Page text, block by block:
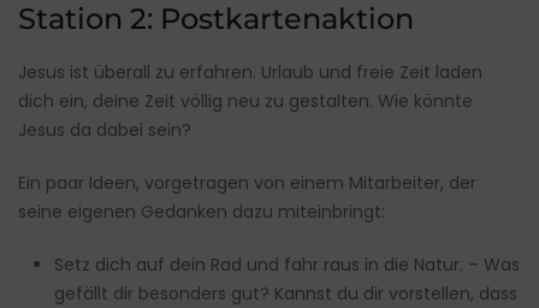
Station 2: Postkartenaktion
Jesus ist überall zu erfahren. Urlaub und freie Zeit laden
dich ein, deine Zeit völlig neu zu gestalten. Wie könnte
Jesus da dabei sein?
Ein paar Ideen, vorgetragen von einem Mitarbeiter, der
seine eigenen Gedanken dazu miteinbringt:
Setz dich auf dein Rad und fahr raus in die Natur. – Was
gefällt dir besonders gut? Kannst du dir vorstellen, dass